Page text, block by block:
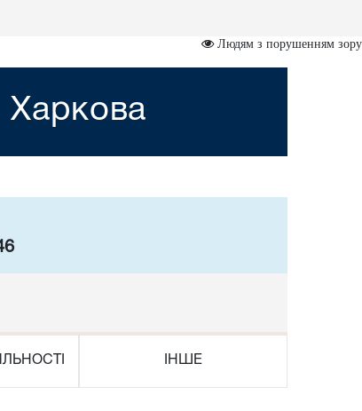
Людям з порушенням зору
Харкова
ІНШЕ